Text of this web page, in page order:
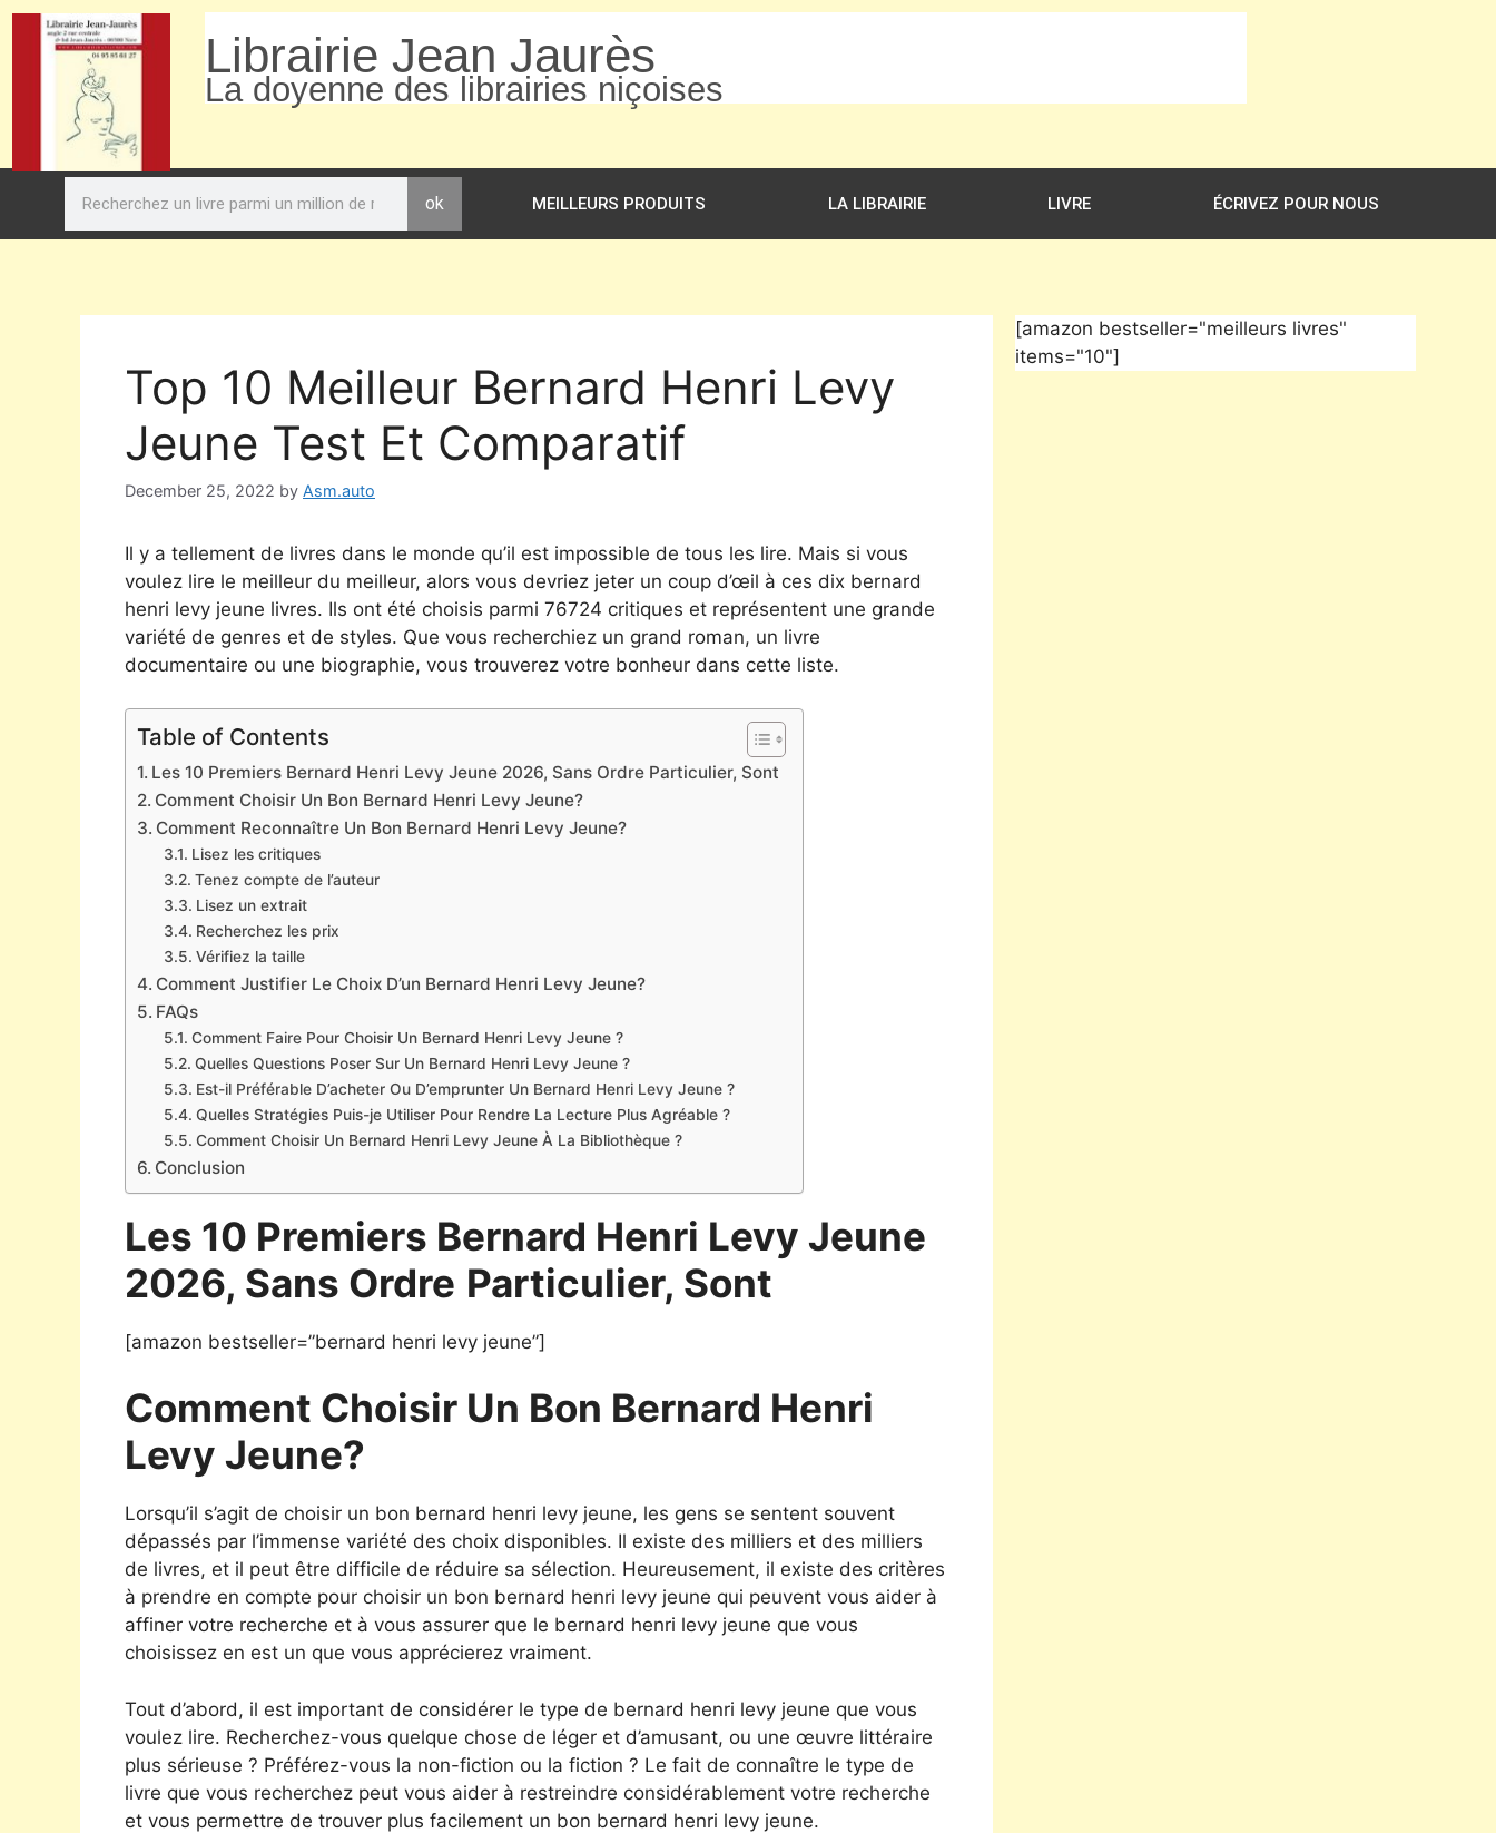
Librairie Jean Jaurès
La doyenne des librairies niçoises
ok MEILLEURS PRODUITS LA LIBRAIRIE LIVRE ÉCRIVEZ POUR NOUS
Top 10 Meilleur Bernard Henri Levy
Jeune Test Et Comparatif
December 25, 2022 by Asm.auto
Il y a tellement de livres dans le monde qu’il est impossible de tous les lire. Mais si vous
voulez lire le meilleur du meilleur, alors vous devriez jeter un coup d’œil à ces dix bernard
henri levy jeune livres. Ils ont été choisis parmi 76724 critiques et représentent une grande
variété de genres et de styles. Que vous recherchiez un grand roman, un livre
documentaire ou une biographie, vous trouverez votre bonheur dans cette liste.
Table of Contents
Les 10 Premiers Bernard Henri Levy Jeune 2026, Sans Ordre Particulier, Sont
Comment Choisir Un Bon Bernard Henri Levy Jeune?
Comment Reconnaître Un Bon Bernard Henri Levy Jeune?
Lisez les critiques
Tenez compte de l’auteur
Lisez un extrait
Recherchez les prix
Vérifiez la taille
Comment Justifier Le Choix D’un Bernard Henri Levy Jeune?
FAQs
Comment Faire Pour Choisir Un Bernard Henri Levy Jeune ?
Quelles Questions Poser Sur Un Bernard Henri Levy Jeune ?
Est-il Préférable D’acheter Ou D’emprunter Un Bernard Henri Levy Jeune ?
Quelles Stratégies Puis-je Utiliser Pour Rendre La Lecture Plus Agréable ?
Comment Choisir Un Bernard Henri Levy Jeune À La Bibliothèque ?
Conclusion
Les 10 Premiers Bernard Henri Levy Jeune
2026, Sans Ordre Particulier, Sont
[amazon bestseller=”bernard henri levy jeune”]
Comment Choisir Un Bon Bernard Henri
Levy Jeune?
Lorsqu’il s’agit de choisir un bon bernard henri levy jeune, les gens se sentent souvent
dépassés par l’immense variété des choix disponibles. Il existe des milliers et des milliers
de livres, et il peut être difficile de réduire sa sélection. Heureusement, il existe des critères
à prendre en compte pour choisir un bon bernard henri levy jeune qui peuvent vous aider à
affiner votre recherche et à vous assurer que le bernard henri levy jeune que vous
choisissez en est un que vous apprécierez vraiment.
Tout d’abord, il est important de considérer le type de bernard henri levy jeune que vous
voulez lire. Recherchez-vous quelque chose de léger et d’amusant, ou une œuvre littéraire
plus sérieuse ? Préférez-vous la non-fiction ou la fiction ? Le fait de connaître le type de
livre que vous recherchez peut vous aider à restreindre considérablement votre recherche
et vous permettre de trouver plus facilement un bon bernard henri levy jeune.
[amazon bestseller="meilleurs livres"
items="10"]